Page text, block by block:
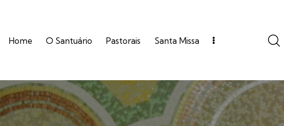
Home O Santuário Pastorais Santa Missa